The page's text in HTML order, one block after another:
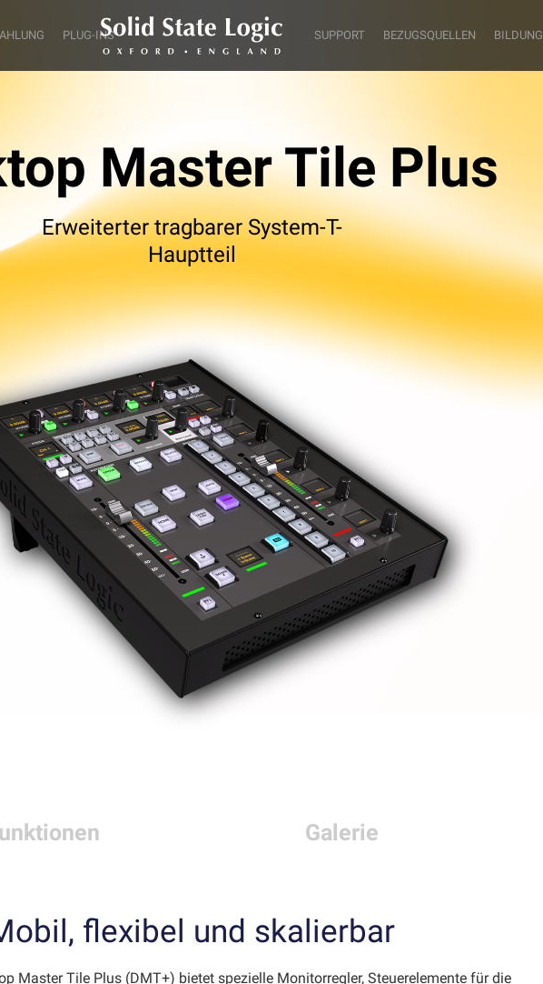
PLUG-INS SUPPORT BEZUGSQUELLEN BILDUNG
Master Tile Plus
Erweiterter tragbarer System-T-
Hauptteil
Galerie
flexibel und skalierbar
Master Tile Plus (DMT+) bietet spezielle Monitorregler, Steuerelemente für die